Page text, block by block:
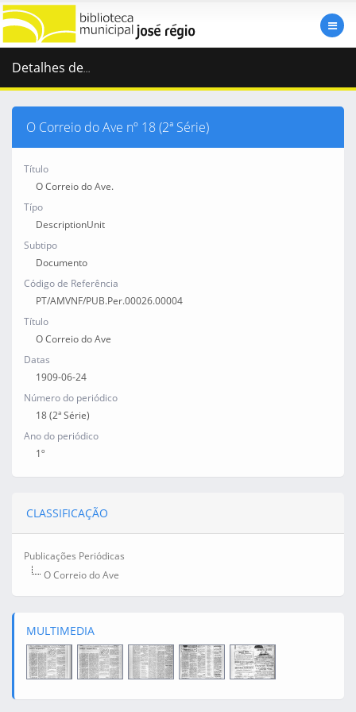
Detalhes de...
O Correio do Ave nº 18 (2ª Série)
Título
O Correio do Ave.
Típo
DescriptionUnit
Subtipo
Documento
Código de Referência
PT/AMVNF/PUB.Per.00026.00004
Título
O Correio do Ave
Datas
1909-06-24
Número do periódico
18 (2ª Série)
Ano do periódico
1º
CLASSIFICAÇÃO
Publicações Periódicas
O Correio do Ave
MULTIMEDIA